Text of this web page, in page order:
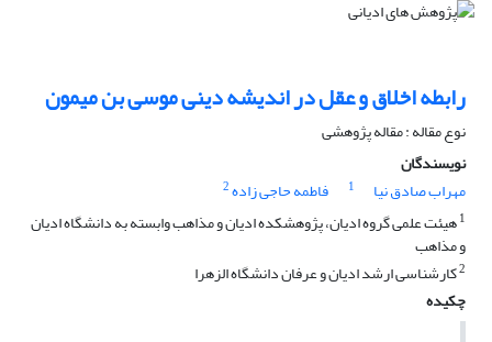
رابطه اخلاق و عقل در اندیشه‌ دینی موسی بن میمون
نوع مقاله : مقاله پژوهشی
نویسندگان
مهراب صادق نیا
1 فاطمه حاجی زاده2
1هیئت علمی گروه ادیان، پژوهشکده ادیان و مذاهب وابسته به دانشگاه ادیان
و مذاهب
2کارشناسی ارشد ادیان و عرفان دانشگاه الزهرا
چکیده